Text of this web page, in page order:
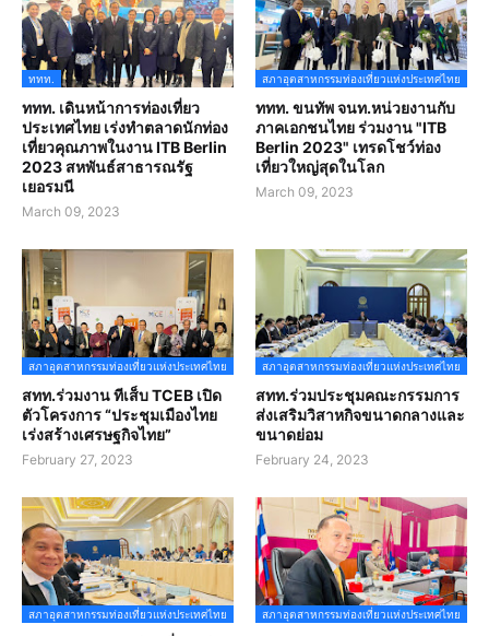
ททท.
ททท. เดินหน้าการท่องเที่ยว
ประเทศไทย เร่งทำตลาดนักท่อง
เที่ยวคุณภาพในงาน ITB Berlin
2023 สหพันธ์สาธารณรัฐ
เยอรมนี
March 09, 2023
สภาอุตสาหกรรมท่องเที่ยวแห่งประเทศไทย
ททท. ขนทัพ จนท.หน่วยงานกับ
ภาคเอกชนไทย ร่วมงาน "ITB
Berlin 2023" เทรดโชว์ท่อง
เที่ยวใหญ่สุดในโลก
March 09, 2023
สภาอุตสาหกรรมท่องเที่ยวแห่งประเทศไทย
สทท.ร่วมงาน ทีเส็บ TCEB เปิด
ตัวโครงการ “ประชุมเมืองไทย
เร่งสร้างเศรษฐกิจไทย”
February 27, 2023
สภาอุตสาหกรรมท่องเที่ยวแห่งประเทศไทย
สทท.ร่วมประชุมคณะกรรมการ
ส่งเสริมวิสาหกิจขนาดกลางและ
ขนาดย่อม
February 24, 2023
สภาอุตสาหกรรมท่องเที่ยวแห่งประเทศไทย สภาอุตสาหกรรมท่องเที่ยวแห่งประเทศไทย